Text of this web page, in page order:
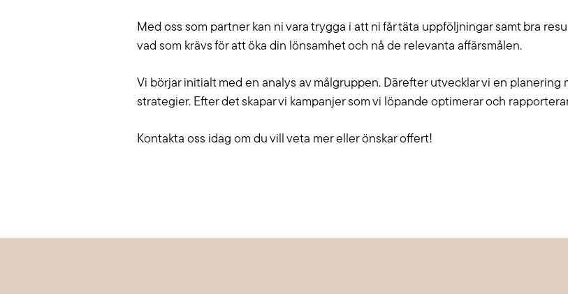
Med oss som partner kan ni vara trygga i att ni får täta uppföljningar samt bra
vad som krävs för att öka din lönsamhet och nå de relevanta affärsmålen.
Vi börjar initialt med en analys av målgruppen. Därefter utvecklar vi en
strategier. Efter det skapar vi kampanjer som vi löpande optimerar och
Kontakta oss idag om du vill veta mer eller önskar offert!